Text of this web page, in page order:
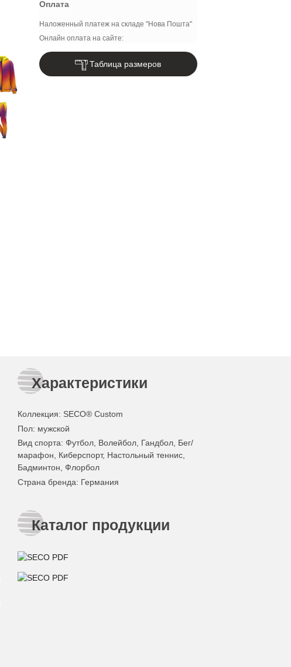
Оплата
Наложенный платеж на складе "Нова Пошта"
Онлайн оплата на сайте:
Таблица размеров
Характеристики
Коллекция: SECO® Custom
Пол: мужской
Вид спорта: Футбол, Волейбол, Гандбол, Бег/
марафон, Киберспорт, Настольный теннис,
Бадминтон, Флорбол
Страна бренда: Германия
Каталог продукции